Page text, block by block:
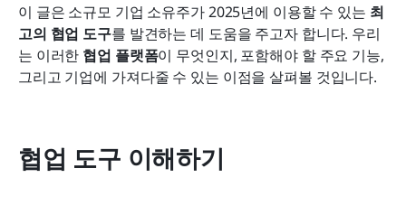
이 글은 소규모 기업 소유주가 2025년에 이용할 수 있는 최
고의 협업 도구를 발견하는 데 도움을 주고자 합니다. 우리
는 이러한 협업 플랫폼이 무엇인지, 포함해야 할 주요 기능,
그리고 기업에 가져다줄 수 있는 이점을 살펴볼 것입니다.
협업 도구 이해하기